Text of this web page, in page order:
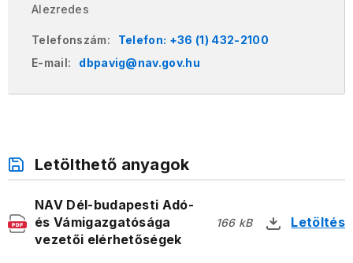
Alezredes
Telefonszám:
Telefon: +36 (1) 432-2100
E-mail:
dbpavig@nav.gov.hu
Letölthető anyagok
NAV Dél-budapesti Adó-
és Vámigazgatósága
vezetői elérhetőségek
166 kB Letöltés